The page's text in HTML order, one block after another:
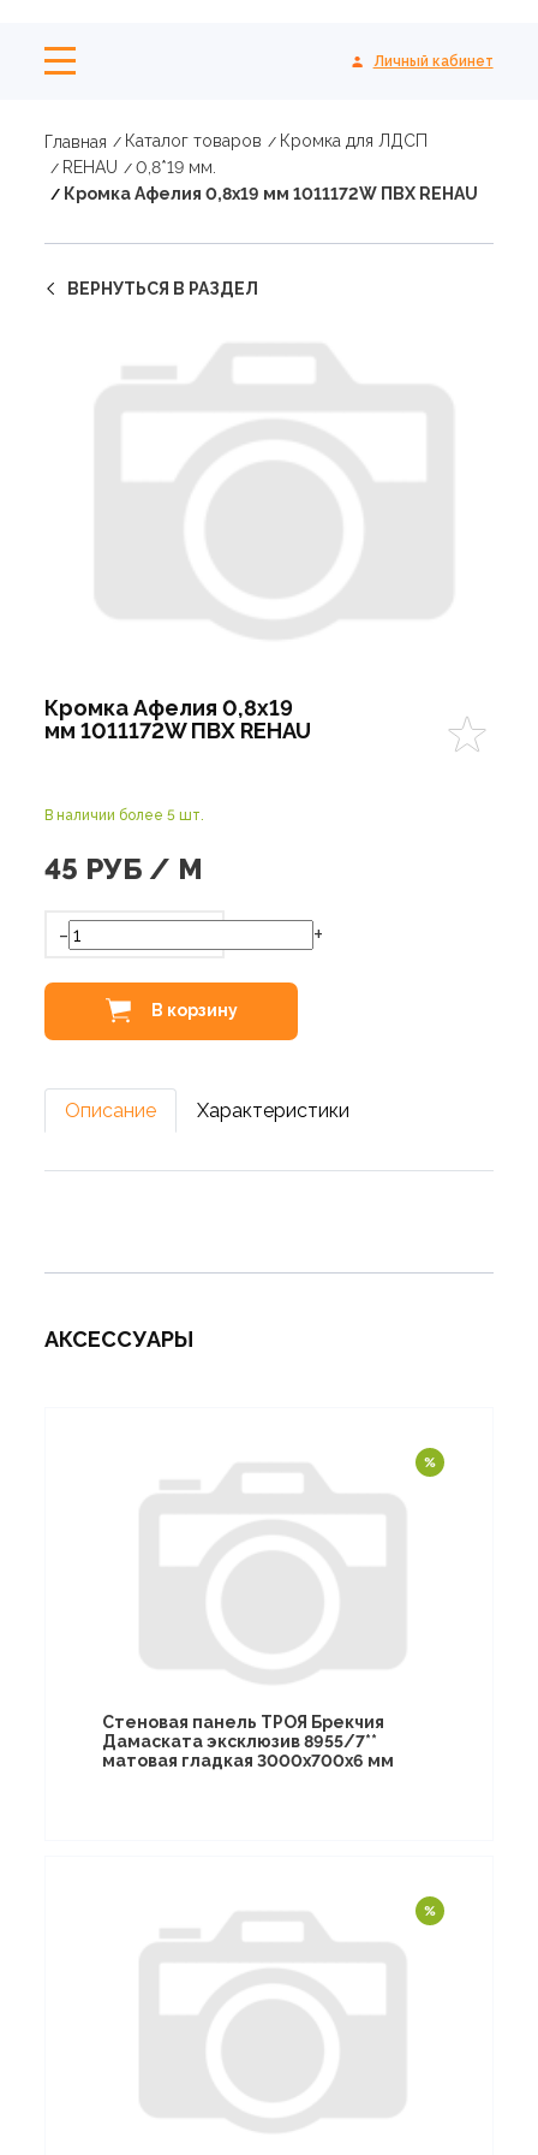
Личный кабинет
Главная Каталог товаров
Кромка для ЛДСП
REHAU
0,8*19 мм.
Кромка Афелия 0,8х19 мм 1011172W ПВХ REHAU
ВЕРНУТЬСЯ В РАЗДЕЛ
Кромка Афелия 0,8х19
мм 1011172W ПВХ REHAU
В наличии более 5 шт.
45 РУБ / М
- +
В корзину
Описание Характеристики
АКСЕССУАРЫ
Стеновая панель ТРОЯ Брекчия
Дамаската эксклюзив 8955/7**
матовая гладкая 3000х700х6 мм